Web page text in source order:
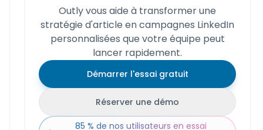
Outly vous aide à transformer une
stratégie d'article en campagnes LinkedIn
personnalisées que votre équipe peut
lancer rapidement.
Démarrer l'essai gratuit
Réserver une démo
85 % de nos utilisateurs en essai